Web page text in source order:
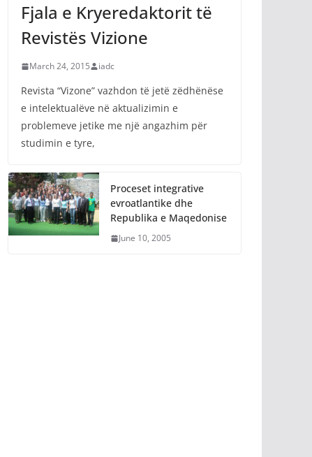
Fjala e Kryeredaktorit të
Revistës Vizione
March 24, 2015 iadc
Revista “Vizone” vazhdon të jetë zëdhënëse
e intelektualëve në aktualizimin e
problemeve jetike me një angazhim për
studimin e tyre,
Proceset integrative
evroatlantike dhe
Republika e Maqedonise
June 10, 2005